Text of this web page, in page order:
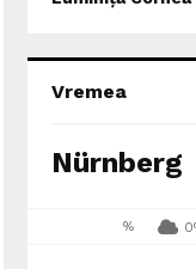
Vremea
Nürnberg
%